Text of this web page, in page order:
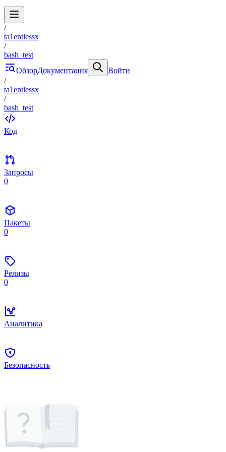
/
ta1entlessx
/
bash_test
ОбзорДокументация
Войти
/
ta1entlessx
/
bash_test
Код
Запросы
0
Пакеты
0
Релизы
0
Аналитика
Безопасность